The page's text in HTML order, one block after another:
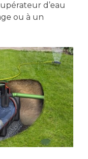
d’eau
ou à un